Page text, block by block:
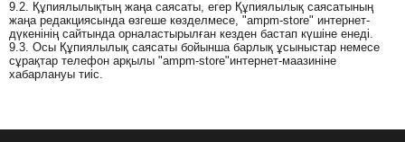
9.2. Құпиялылықтың жаңа саясаты, егер Құпиялылық саясатының
жаңа редакциясында өзгеше көзделмесе, "ampm-store" интернет-
дүкенінің сайтында орналастырылған кезден бастап күшіне енеді.
9.3. Осы Құпиялылық саясаты бойынша барлық ұсыныстар немесе
сұрақтар телефон арқылы "ampm-store"интернет-маазиніне
хабарлануы тиіс.